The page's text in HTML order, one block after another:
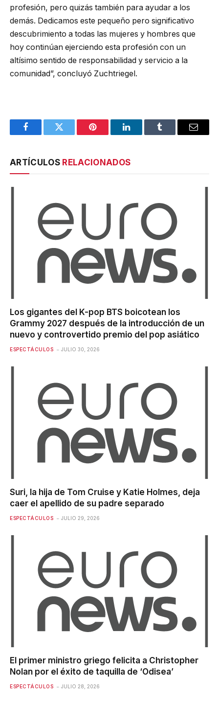
profesión, pero quizás también para ayudar a los
demás. Dedicamos este pequeño pero significativo
descubrimiento a todas las mujeres y hombres que
hoy continúan ejerciendo esta profesión con un
altísimo sentido de responsabilidad y servicio a la
comunidad”, concluyó Zuchtriegel.
FacebookTwitter Pinterest LinkedInTumblr Email
ARTÍCULOS RELACIONADOS
Los gigantes del K-pop BTS boicotean los
Grammy 2027 después de la introducción de un
nuevo y controvertido premio del pop asiático
ESPECTÁCULOS JULIO 30, 2026
Suri, la hija de Tom Cruise y Katie Holmes, deja
caer el apellido de su padre separado
ESPECTÁCULOS JULIO 29, 2026
El primer ministro griego felicita a Christopher
Nolan por el éxito de taquilla de ‘Odisea’
ESPECTÁCULOS JULIO 28, 2026